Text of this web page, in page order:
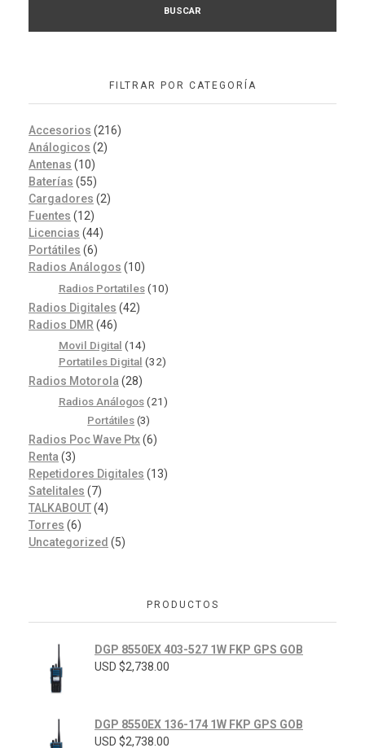
BUSCAR
FILTRAR POR CATEGORÍA
Accesorios (216)
Análogicos (2)
Antenas (10)
Baterías (55)
Cargadores (2)
Fuentes (12)
Licencias (44)
Portátiles (6)
Radios Análogos (10)
Radios Portatiles (10)
Radios Digitales (42)
Radios DMR (46)
Movil Digital (14)
Portatiles Digital (32)
Radios Motorola (28)
Radios Análogos (21)
Portátiles (3)
Radios Poc Wave Ptx(6)
Renta (3)
Repetidores Digitales (13)
Satelitales (7)
TALKABOUT(4)
Torres (6)
Uncategorized (5)
PRODUCTOS
DGP 8550EX 403-527 1W FKP GPS GOB
USD $2,738.00
DGP 8550EX 136-174 1W FKP GPS GOB
USD $2,738.00